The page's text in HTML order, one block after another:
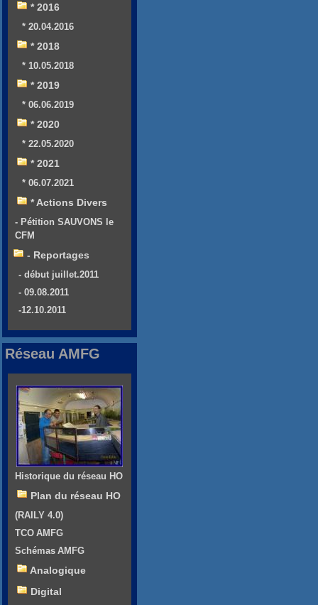
* 2016
* 20.04.2016
* 2018
* 10.05.2018
* 2019
* 06.06.2019
* 2020
* 22.05.2020
* 2021
* 06.07.2021
* Actions Divers
- Pétition SAUVONS le
CFM
- Reportages
- début juillet.2011
- 09.08.2011
-12.10.2011
Réseau AMFG
Historique du réseau HO
Plan du réseau HO
(RAILY 4.0)
TCO AMFG
Schémas AMFG
Analogique
Digital